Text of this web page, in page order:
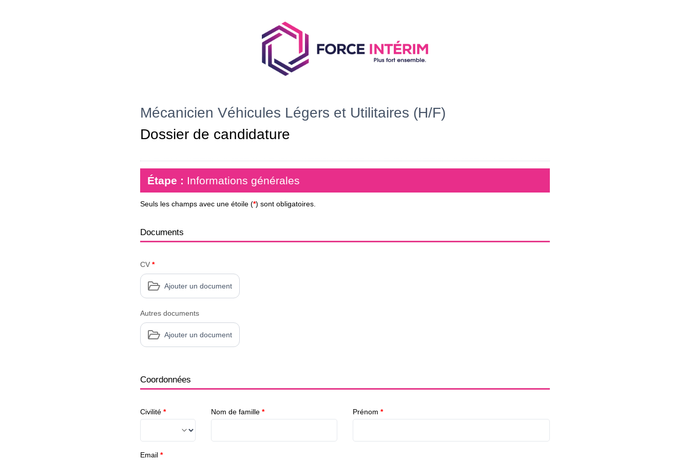
Mécanicien Véhicules Légers et Utilitaires (H/F)
Dossier de candidature
Étape : Informations générales
Seuls les champs avec une étoile (*) sont obligatoires.
Documents
CV *
Ajouter un document
Autres documents
Ajouter un document
Coordonnées
Civilité * Nom de famille * Prénom *
Email *